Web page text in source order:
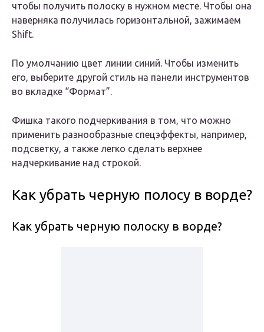
чтобы получить полоску в нужном месте. Чтобы она
наверняка получилась горизонтальной, зажимаем
Shift.
По умолчанию цвет линии синий. Чтобы изменить
его, выберите другой стиль на панели инструментов
во вкладке “Формат”.
Фишка такого подчеркивания в том, что можно
применить разнообразные спецэффекты, например,
подсветку, а также легко сделать верхнее
надчеркивание над строкой.
Как убрать черную полосу в ворде?
Как убрать черную полоску в ворде?